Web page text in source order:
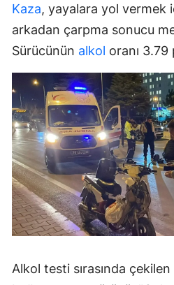
Kaza, yayalara yol vermek
arkadan çarpma sonucu
Sürücünün alkol oranı
Alkol testi sırasında çekilen